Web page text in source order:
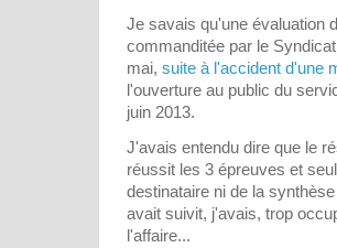
Je savais qu'une évaluation
commanditée par le
mai, suite à l'accident d'une
l'ouverture au public du
juin 2013.
J'avais entendu dire que le
réussit les 3 épreuves et
destinataire ni de la
avait suivit, j'avais, trop
l'affaire...